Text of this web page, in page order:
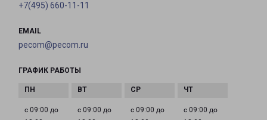
+7(495) 660-11-11
EMAIL
pecom@pecom.ru
ГРАФИК РАБОТЫ
с 09:00 до
с 09:00 до
с 09:00 до
с 09:00 до